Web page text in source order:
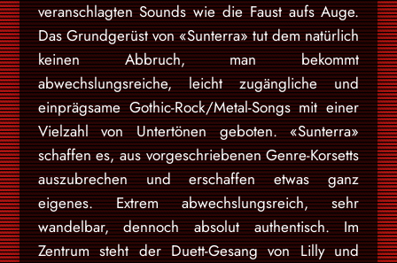
veranschlagten Sounds wie die Faust aufs Auge.
Das Grundgerüst von «Sunterra» tut dem natürlich
keinen Abbruch, man bekommt
abwechslungsreiche, leicht zugängliche und
einprägsame Gothic-Rock/Metal-Songs mit einer
Vielzahl von Untertönen geboten. «Sunterra»
schaffen es, aus vorgeschriebenen Genre-Korsetts
auszubrechen und erschaffen etwas ganz
eigenes. Extrem abwechslungsreich, sehr
wandelbar, dennoch absolut authentisch. Im
Zentrum steht der Duett-Gesang von Lilly und